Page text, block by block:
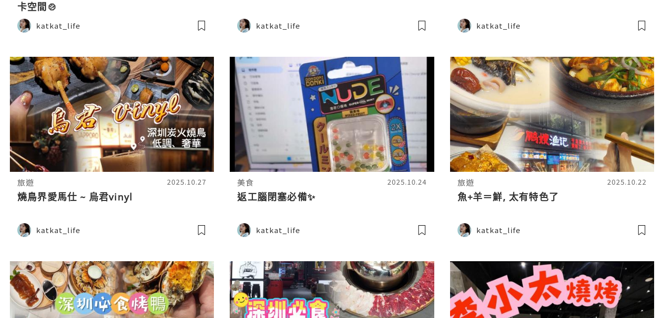
卡空間🍲
katkat_life katkat_life katkat_life
旅遊 2025.10.27
燒鳥界愛馬仕 ~ 烏君vinyl
katkat_life
美食 2025.10.24
返工腦閉塞必備✨
katkat_life
旅遊 2025.10.22
魚+羊＝鮮, 太有特色了
katkat_life